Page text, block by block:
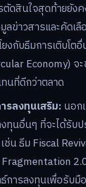
ตัดสินใจสุดท้ายยัง
ลข่าวสารและคัด
งกับธีมการเติบโต
Economy) จ
นที่ดีกว่าตลาด
ลงทุนเสริม: นอก
ทุนอื่นๆ ที่จะได้รับป
ช่น ธีม Fiscal
การลงทุนเพื่อรับมื